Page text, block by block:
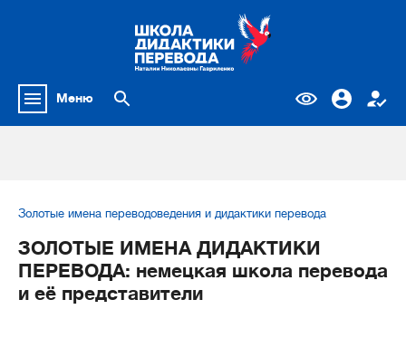
Меню
Золотые имена переводоведения и дидактики перевода
ЗОЛОТЫЕ ИМЕНА ДИДАКТИКИ
ПЕРЕВОДА: немецкая школа перевода
и её представители